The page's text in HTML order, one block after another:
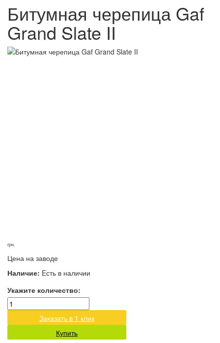
Битумная черепица Gaf
Grand Slate II
грн.
Цена на заводе
Наличие: Eсть в наличии
Укажите количество:
Заказать в 1 клик
Купить